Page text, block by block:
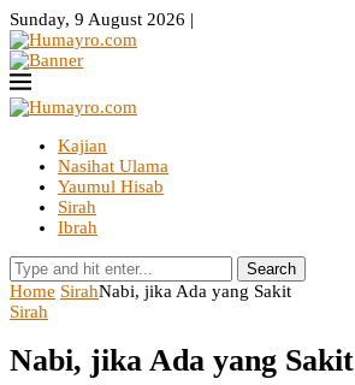
Sunday, 9 August 2026 |
Kajian
Nasihat Ulama
Yaumul Hisab
Sirah
Ibrah
Search
Home SirahNabi, jika Ada yang Sakit
Sirah
Nabi, jika Ada yang Sakit